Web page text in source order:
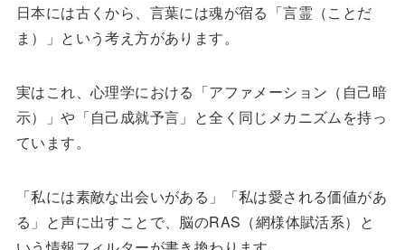
日本には古くから、言葉には魂が宿る「言霊（ことだ
ま）」という考え方があります。
実はこれ、心理学における「アファメーション（自己暗
示）」や「自己成就予言」と全く同じメカニズムを持っ
ています。
「私には素敵な出会いがある」「私は愛される価値があ
る」と声に出すことで、脳のRAS（網様体賦活系）と